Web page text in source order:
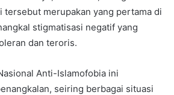
tersebut merupakan yang pertama di
stigmatisasi negatif yang
dan teroris.
Anti-Islamofobia ini
seiring berbagai situasi